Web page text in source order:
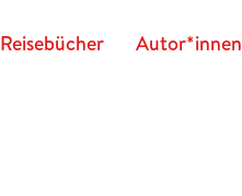
Reisebücher Autor*innen